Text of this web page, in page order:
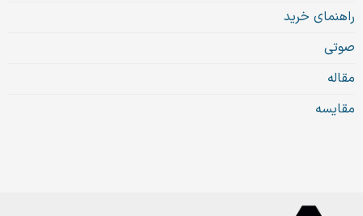
راهنمای خرید
صوتی
مقاله
مقایسه